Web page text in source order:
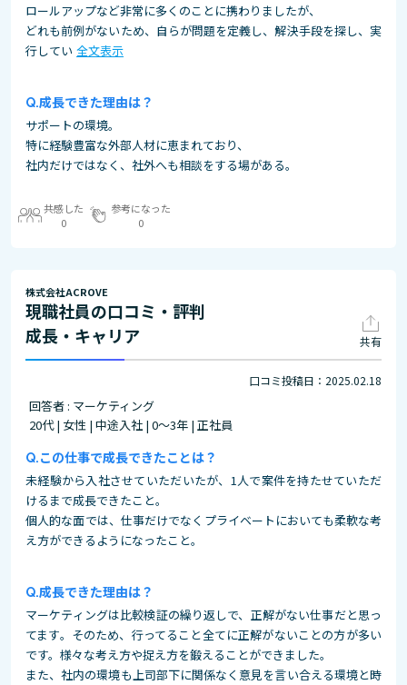
ロールアップなど非常に多くのことに携わりましたが、
どれも前例がないため、自らが問題を定義し、解決手段を探し、実
行してい 全文表示
成長できた理由は？
サポートの環境。
特に経験豊富な外部人材に恵まれており、
社内だけではなく、社外へも相談をする場がある。
共感した
0
参考になった
0
株式会社ACROVE
現職社員の口コミ・評判
成長・キャリア
共有
口コミ投稿日：2025.02.18
回答者 : マーケティング
20代 | 女性 | 中途入社 | 0～3年 | 正社員
この仕事で成長できたことは？
未経験から入社させていただいたが、1人で案件を持たせていただ
けるまで成長できたこと。
個人的な面では、仕事だけでなくプライベートにおいても柔軟な考
え方ができるようになったこと。
成長できた理由は？
マーケティングは比較検証の繰り返しで、正解がない仕事だと思っ
てます。そのため、行ってること全てに正解がないことの方が多い
です。様々な考え方や捉え方を鍛えることができました。
また、社内の環境も上司部下に関係なく意見を言い合える環境と時